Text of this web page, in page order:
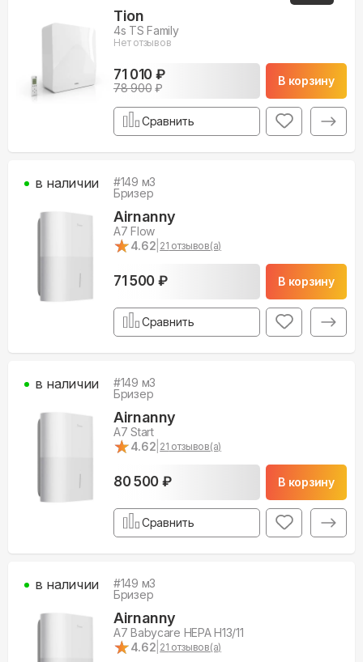
Tion
4s TS Family
Нет отзывов
71 010 ₽
78 900₽
В корзину
Сравнить
#149 м3
Бризер
Airnanny
A7 Flow
★
★4.62 21 отзывов(а)
71 500 ₽ В корзину
в наличии
Сравнить
#149 м3
Бризер
Airnanny
A7 Start
★
★4.62 21 отзывов(а)
80 500 ₽ В корзину
в наличии
Сравнить
#149 м3
Бризер
Airnanny
A7 Babycare HEPA H13/11
★
★4.62 21 отзывов(а)
в наличии